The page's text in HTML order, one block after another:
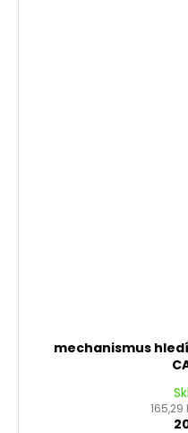
mechanismus
165,29